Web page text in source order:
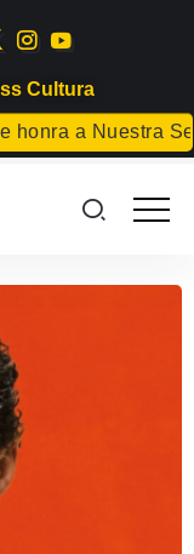
Cultura
a Nuestra